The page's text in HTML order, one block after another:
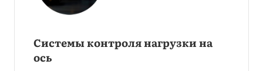
Системы контроля нагрузки на
ось